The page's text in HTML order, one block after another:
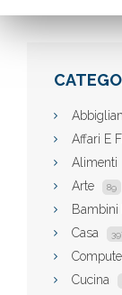
Affari E
Alimenti
Arte 89
Bambini
Casa
Cucina